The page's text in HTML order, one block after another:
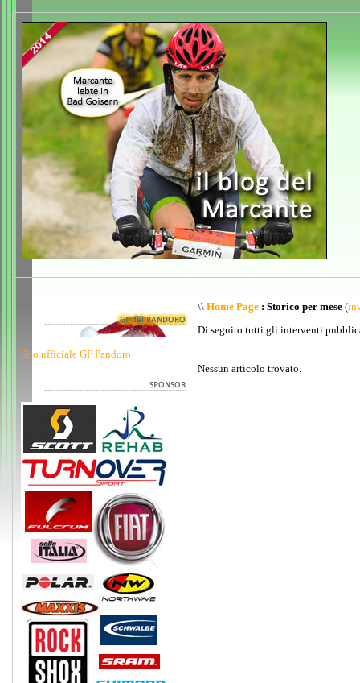
Sito ufficiale GF Pandoro
\\ Home Page : Storico per mese (
Di seguito tutti gli interventi
Nessun articolo trovato.